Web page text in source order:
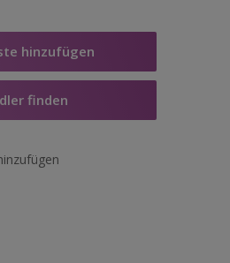
hinzufügen
finden